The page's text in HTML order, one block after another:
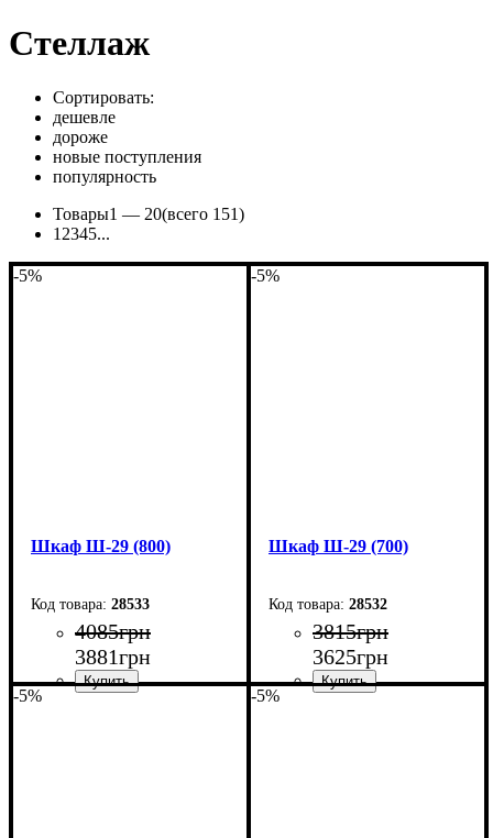
Стеллаж
Сортировать:
дешевле
дороже
новые поступления
популярность
Товары1 — 20(всего 151)
1 2345...
-5%
Шкаф Ш-29 (800)
28533
4085грн
3881грн
-5%
Шкаф Ш-29 (700)
28532
3815грн
3625грн
-5% -5%